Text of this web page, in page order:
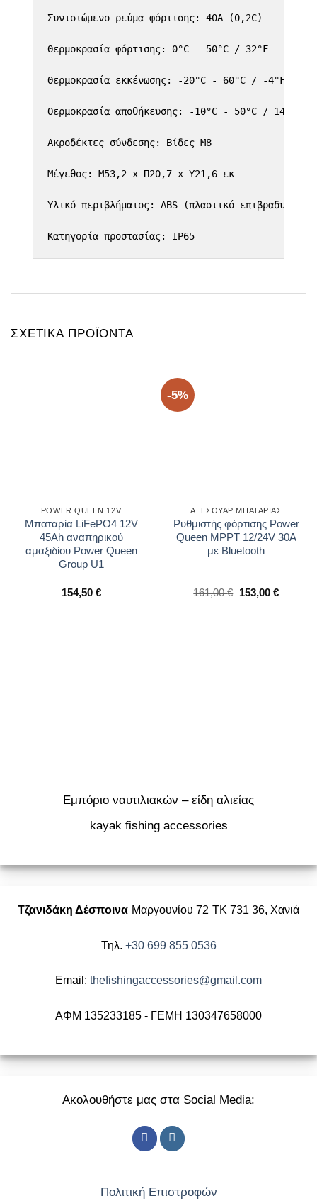
Συνιστώμενο ρεύμα φόρτισης: 40A (0,2C)
Θερμοκρασία φόρτισης: 0°C - 50°C / 32°F - 122°F
Θερμοκρασία εκκένωσης: -20°C - 60°C / -4°F -
Θερμοκρασία αποθήκευσης: -10°C - 50°C / 14°F -
Ακροδέκτες σύνδεσης: Βίδες M8
Μέγεθος: Μ53,2 x Π20,7 x Υ21,6 εκ
Υλικό περιβλήματος: ABS (πλαστικό
Κατηγορία προστασίας: IP65
ΣΧΕΤΙΚΆ ΠΡΟΪΌΝΤΑ
POWER QUEEN 12V
Μπαταρία LiFePO4 12V
45Ah αναπηρικού
αμαξιδίου Power Queen
Group U1
154,50 €
-5%
ΑΞΕΣΟΥΑΡ ΜΠΑΤΑΡΙΑΣ
Ρυθμιστής φόρτισης Power
Queen MPPT 12/24V 30A
με Bluetooth
161,00€
Original
153,00 €Η
Εμπόριο ναυτιλιακών – είδη αλιείας
kayak fishing accessories
Τζανιδάκη Δέσποινα Μαργουνίου 72 ΤΚ 731 36, Χανιά
Τηλ. +30 699 855 0536
Email: thefishingaccessories@gmail.com
ΑΦΜ 135233185 - ΓΕΜΗ 130347658000
Ακολουθήστε μας στα Social Media:
Πολιτική Επιστροφών